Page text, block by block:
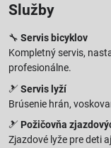
Služby
🔧 Servis bicyklov
Kompletný servis,
profesionálne.
🎿 Servis lyží
Brúsenie hrán,
🎿 Požičovňa
Zjazdové lyže pre deti